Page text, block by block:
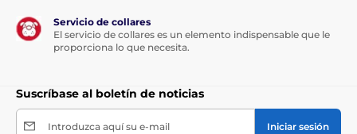
Servicio de collares
El servicio de collares es un elemento indispensable que le
proporciona lo que necesita.
Suscríbase al boletín de noticias
Introduzca aquí su e-mail Iniciar sesión